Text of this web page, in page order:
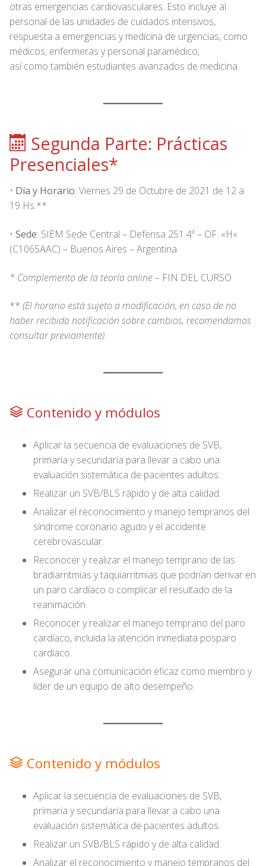
otras emergencias cardiovasculares. Esto incluye al
personal de las unidades de cuidados intensivos,
respuesta a emergencias y medicina de urgencias, como
médicos, enfermeras y personal paramédico,
así como también estudiantes avanzados de medicina.
Segunda Parte: Prácticas
Presenciales*
• Día y Horario: Viernes 29 de Octubre de 2021 de 12 a
19 Hs.**
• Sede: SIEM Sede Central – Defensa 251 4º – OF. «H»
(C1065AAC) – Buenos Aires – Argentina.
* Complemento de la teoría online – FIN DEL CURSO
** (El horario está sujeto a modificación, en caso de no
haber recibido notificación sobre cambios, recomendamos
consultar previamente)
Contenido y módulos
Aplicar la secuencia de evaluaciones de SVB,
primaria y secundaria para llevar a cabo una
evaluación sistemática de pacientes adultos.
Realizar un SVB/BLS rápido y de alta calidad.
Analizar el reconocimiento y manejo tempranos del
síndrome coronario agudo y el accidente
cerebrovascular.
Reconocer y realizar el manejo temprano de las
bradiarritmias y taquiarritmias que podrían derivar en
un paro cardíaco o complicar el resultado de la
reanimación.
Reconocer y realizar el manejo temprano del paro
cardíaco, incluida la atención inmediata posparo
cardíaco.
Asegurar una comunicación eficaz como miembro y
líder de un equipo de alto desempeño.
Contenido y módulos
Aplicar la secuencia de evaluaciones de SVB,
primaria y secundaria para llevar a cabo una
evaluación sistemática de pacientes adultos.
Realizar un SVB/BLS rápido y de alta calidad.
Analizar el reconocimiento y manejo tempranos del